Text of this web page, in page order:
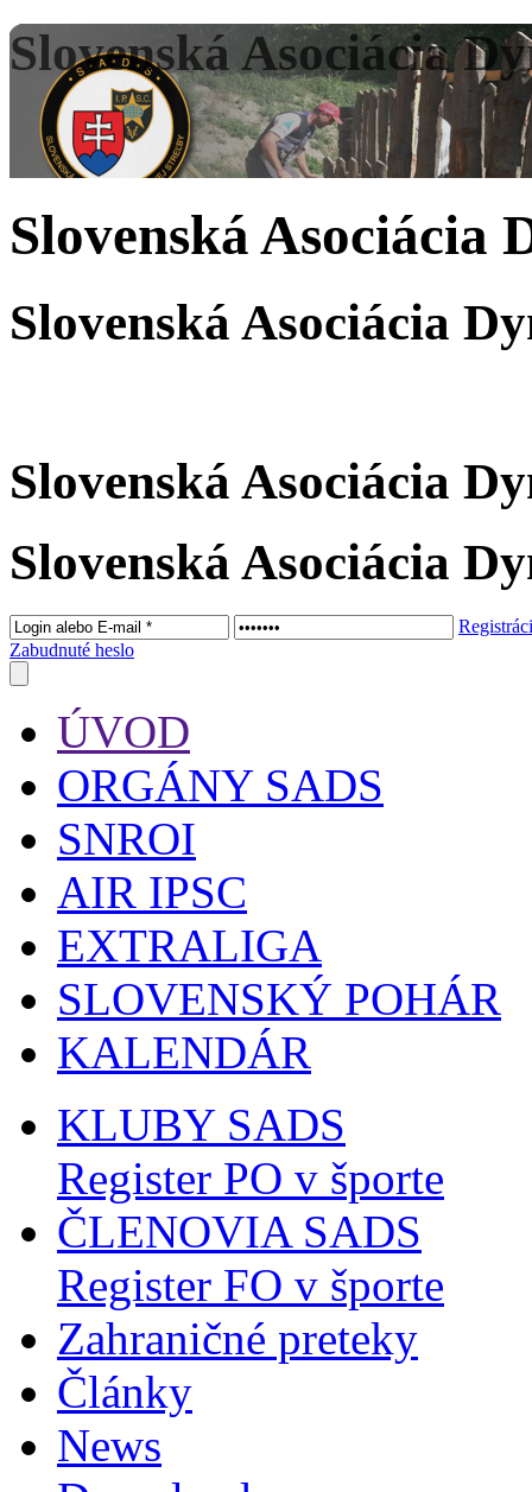
Slovenská Asociácia
Slovenská
Slovenská Asociácia
Slovenská Asociácia
Slovenská Asociácia
Zabudnuté heslo
ÚVOD
ORGÁNY SADS
SNROI
AIR IPSC
EXTRALIGA
SLOVENSKÝ POHÁR
KALENDÁR
KLUBY SADS
Register PO v športe
ČLENOVIA SADS
Register FO v športe
Zahraničné preteky
Články
News
Download